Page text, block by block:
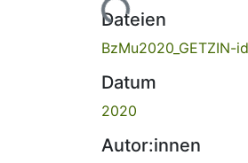
Lade...
Dateien
BzMu2020_GETZIN-
Datum
2020
Autor:innen